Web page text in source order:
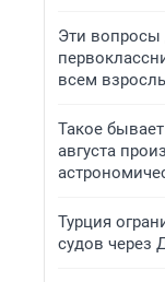
Эти вопросы
всем
Такое
августа
Турция
судов через